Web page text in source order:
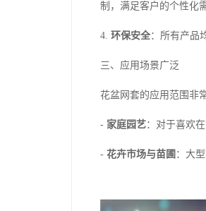
制，满足客户的个性化
4. 环保安全：所有产品
三、应用场景广泛
花盆网套的应用范围非
- 家庭园艺：对于喜欢
- 花卉市场与苗圃 ：大